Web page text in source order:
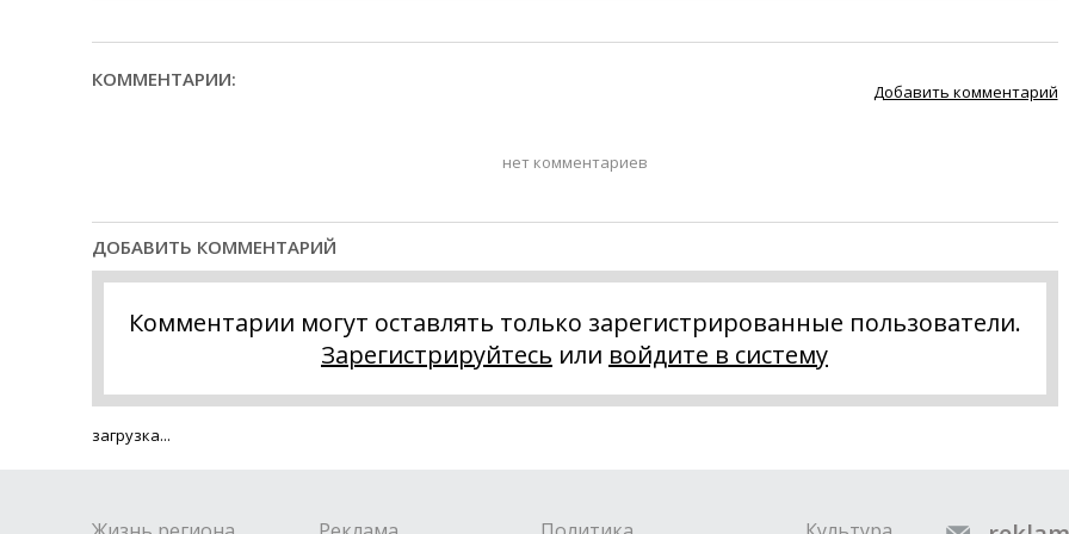
КОММЕНТАРИИ:
Добавить комментарий
нет комментариев
ДОБАВИТЬ КОММЕНТАРИЙ
Комментарии могут оставлять только зарегистрированные пользователи.
Зарегистрируйтесь или войдите в систему
загрузка...